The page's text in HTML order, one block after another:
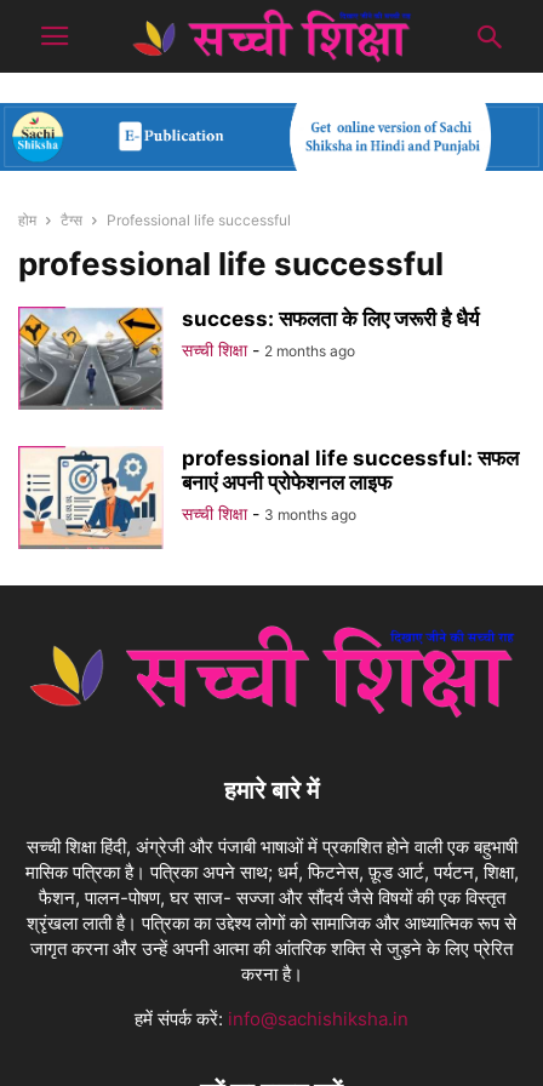
होम टैग्स Professional life successful
professional life successful
success: सफलता के लिए जरूरी है धैर्य
सच्ची शिक्षा - 2 months ago
professional life successful: सफल
बनाएं अपनी प्रोफेशनल लाइफ
सच्ची शिक्षा - 3 months ago
हमारे बारे में
सच्ची शिक्षा हिंदी, अंग्रेजी और पंजाबी भाषाओं में प्रकाशित होने वाली एक बहुभाषी
मासिक पत्रिका है। पत्रिका अपने साथ; धर्म, फिटनेस, फ़ूड आर्ट, पर्यटन, शिक्षा,
फैशन, पालन-पोषण, घर साज- सज्जा और सौंदर्य जैसे विषयों की एक विस्तृत
श्रृंखला लाती है। पत्रिका का उद्देश्य लोगों को सामाजिक और आध्यात्मिक रूप से
जागृत करना और उन्हें अपनी आत्मा की आंतरिक शक्ति से जुड़ने के लिए प्रेरित
करना है।
हमें संपर्क करें: info@sachishiksha.in